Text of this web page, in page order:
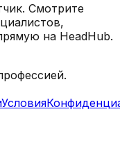
Смотрите
на HeadHub.
Условия